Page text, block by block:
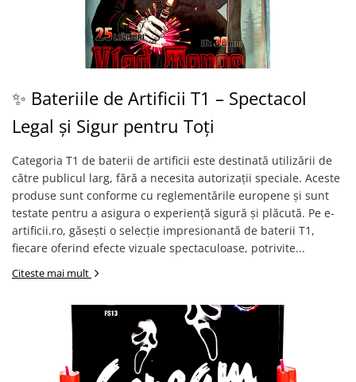
✨ Bateriile de Artificii T1 – Spectacol
Legal și Sigur pentru Toți
Categoria T1 de baterii de artificii este destinată utilizării de
către publicul larg, fără a necesita autorizații speciale. Aceste
produse sunt conforme cu reglementările europene și sunt
testate pentru a asigura o experiență sigură și plăcută. Pe e-
artificii.ro, găsești o selecție impresionantă de baterii T1,
fiecare oferind efecte vizuale spectaculoase, potrivite...
Citeste mai mult